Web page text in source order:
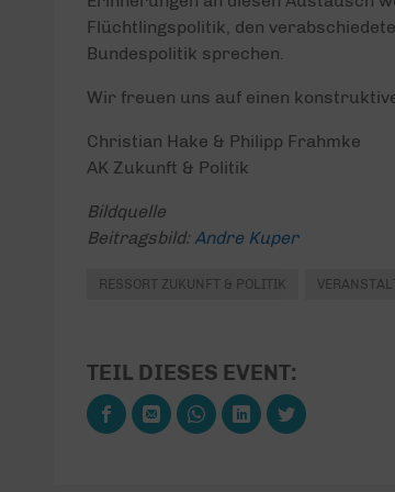
Flüchtlingspolitik, den
Bundespolitik sprechen.
Wir freuen uns auf einen
Christian Hake & Philipp Frahmke
AK Zukunft & Politik
Bildquelle
Beitragsbild:Andre Kuper
RESSORT ZUKUNFT & POLITIK
TEIL DIESES EVENT: